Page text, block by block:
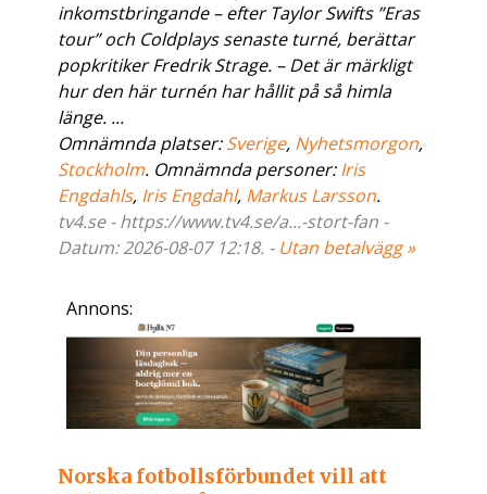
inkomstbringande – efter Taylor Swifts ”Eras
tour” och Coldplays senaste turné, berättar
popkritiker Fredrik Strage. – Det är märkligt
hur den här turnén har hållit på så himla
länge. ...
Omnämnda platser:Sverige, Nyhetsmorgon,
Stockholm. Omnämnda personer:Iris
Engdahls, Iris Engdahl, Markus Larsson.
tv4.se - https://www.tv4.se/a...-stort-fan -
Datum: 2026-08-07 12:18. - Utan betalvägg »
Annons:
Norska fotbollsförbundet vill att